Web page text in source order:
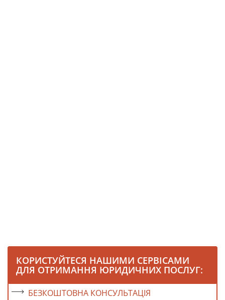
КОРИСТУЙТЕСЯ НАШИМИ СЕРВІСАМИ
ДЛЯ ОТРИМАННЯ ЮРИДИЧНИХ ПОСЛУГ:
БЕЗКОШТОВНА КОНСУЛЬТАЦІЯ